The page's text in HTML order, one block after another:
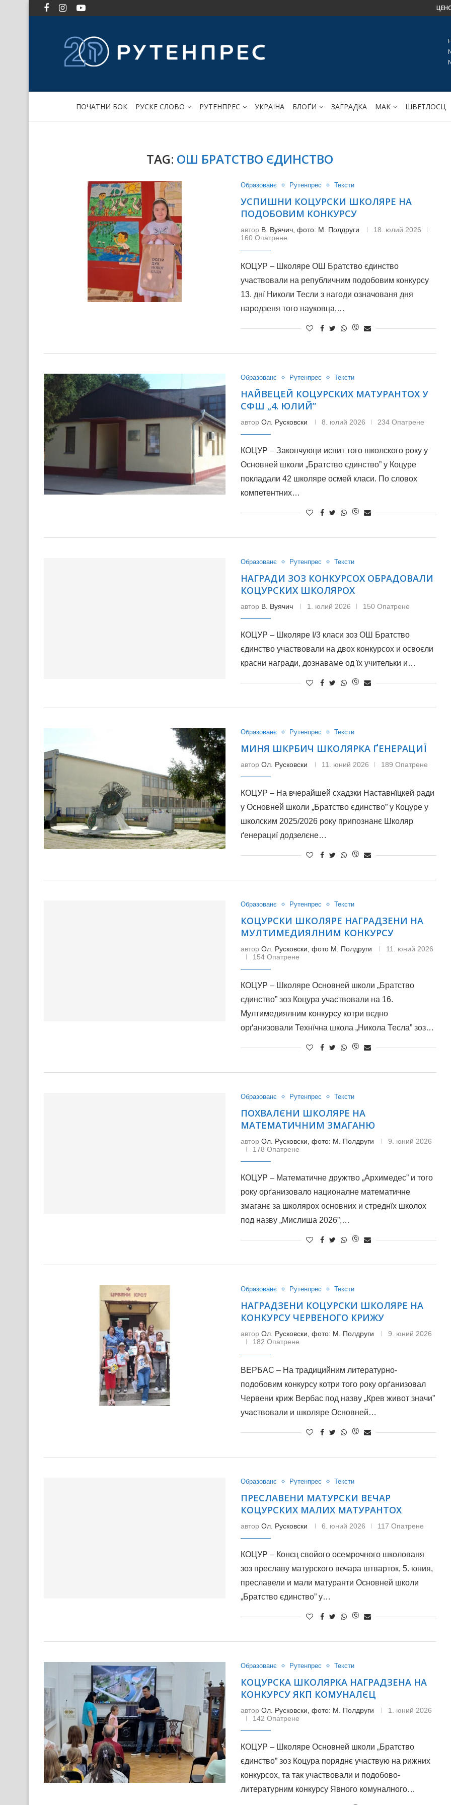
ПОЧАТНИ БОК РУСКЕ СЛОВО РУТЕНПРЕС УКРАЇНА БЛОҐИ ЗАГРАДКА МАK ШВЕТЛОСЦ
TAG: ОШ БРАТСТВО ЄДИНСТВО
Образованє Рутенпрес Тексти
УСПИШНИ КОЦУРСКИ ШКОЛЯРЕ НА
ПОДОБОВИМ КОНКУРСУ
автор В. Вуячич, фото: М. Полдруги
18. юлий 2026
160 Опатрене
КОЦУР – Школяре ОШ Братство єдинство
участвовали на републичним подобовим конкурсу
13. днї Николи Тесли з нагоди означованя дня
народзеня того науковца.…
Образованє Рутенпрес Тексти
НАЙВЕЦЕЙ КОЦУРСКИХ МАТУРАНТОХ У
СФШ „4. ЮЛИЙ”
автор Ол. Русковски 8. юлий 2026 234 Опатрене
КОЦУР – Закончуюци испит того школского року у
Основней школи „Братство єдинство” у Коцуре
покладали 42 школяре осмей класи. По словох
компетентних…
Образованє Рутенпрес Тексти
НАГРАДИ ЗОЗ КОНКУРСОХ ОБРАДОВАЛИ
КОЦУРСКИХ ШКОЛЯРОХ
автор В. Вуячич 1. юлий 2026 150 Опатрене
КОЦУР – Школяре I/3 класи зоз ОШ Братство
єдинство участвовали на двох конкурсох и освоєли
красни награди, дознаваме од їх учительки и…
Образованє Рутенпрес Тексти
МИНЯ ШКРБИЧ ШКОЛЯРКА ҐЕНЕРАЦИЇ
автор Ол. Русковски 11. юний 2026 189 Опатрене
КОЦУР – На вчерайшей схадзки Наставнїцкей ради
у Основней школи „Братство єдинство” у Коцуре у
школским 2025/2026 року припознанє Школяр
ґенерациї додзелєне…
Образованє Рутенпрес Тексти
КОЦУРСКИ ШКОЛЯРЕ НАГРАДЗЕНИ НА
МУЛТИМЕДИЯЛНИМ КОНКУРСУ
автор Ол. Русковски, фото М. Полдруги
11. юний 2026
154 Опатрене
КОЦУР – Школяре Основней школи „Братство
єдинство” зоз Коцура участвовали на 16.
Мултимедиялним конкурсу котри вєдно
орґанизовали Технїчна школа „Никола Тесла” зоз…
Образованє Рутенпрес Тексти
ПОХВАЛЄНИ ШКОЛЯРЕ НА
МАТЕМАТИЧНИМ ЗМАГАНЮ
автор Ол. Русковски, фото: М. Полдруги
9. юний 2026
178 Опатрене
КОЦУР – Математичне дружтво „Архимедес” и того
року орґанизовало националне математичне
змаганє за школярох основних и стреднїх школох
под назву „Мислиша 2026”,…
Образованє Рутенпрес Тексти
НАГРАДЗЕНИ КОЦУРСКИ ШКОЛЯРЕ НА
КОНКУРСУ ЧЕРВЕНОГО КРИЖУ
автор Ол. Русковски, фото: М. Полдруги
9. юний 2026
182 Опатрене
ВЕРБАС – На традицийним литературно-
подобовим конкурсу котри того року орґанизовал
Червени криж Вербас под назву „Крев живот значи”
участвовали и школяре Основней…
Образованє Рутенпрес Тексти
ПРЕСЛАВЕНИ МАТУРСКИ ВЕЧАР
КОЦУРСКИХ МАЛИХ МАТУРАНТОХ
автор Ол. Русковски 6. юний 2026 117 Опатрене
КОЦУР – Конєц свойого осемрочного школованя
зоз преславу матурского вечара штварток, 5. юния,
преславели и мали матуранти Основней школи
„Братство єдинство” у…
Образованє Рутенпрес Тексти
КОЦУРСКА ШКОЛЯРКА НАГРАДЗЕНА НА
КОНКУРСУ ЯКП КОМУНАЛЄЦ
автор Ол. Русковски, фото: М. Полдруги
1. юний 2026
142 Опатрене
КОЦУР – Школяре Основней школи „Братство
єдинство” зоз Коцура поряднє участвую на рижних
конкурсох, та так участвовали и подобово-
литературним конкурсу Явного комуналного…